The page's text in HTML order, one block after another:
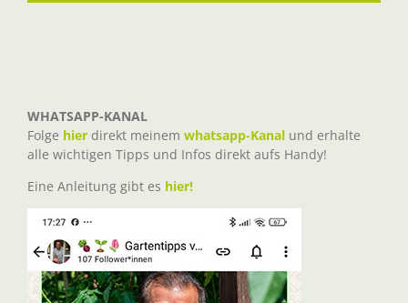
WHATSAPP-KANAL
Folge hier direkt meinem whatsapp-Kanal und erhalte
alle wichtigen Tipps und Infos direkt aufs Handy!
Eine Anleitung gibt es hier!